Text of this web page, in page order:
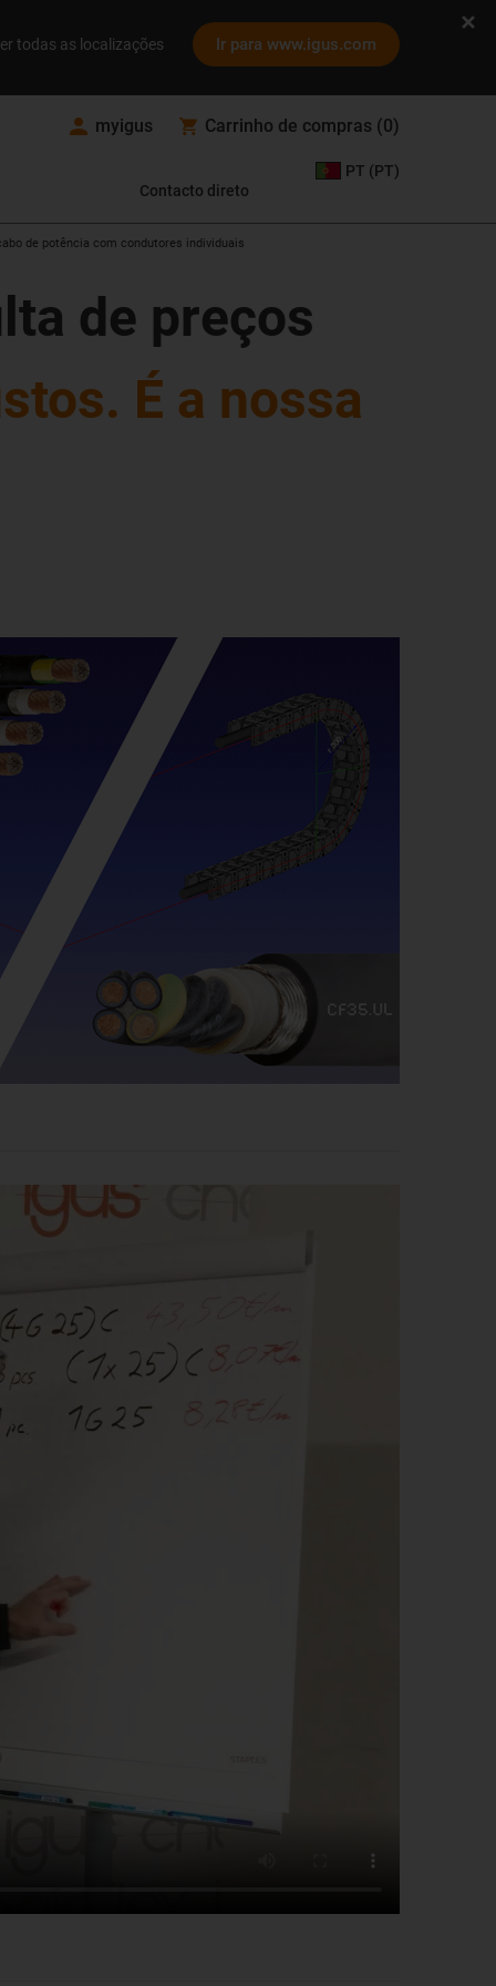
todas as localizações Ir para www.igus.com
myigus Carrinho de compras (0)
Contacto direto
PT (PT)
de potência com condutores individuais
de preços
É a nossa